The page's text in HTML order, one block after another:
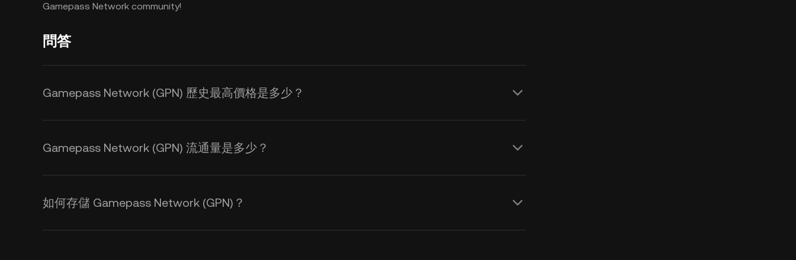
Gamepass Network community!
問答
Gamepass Network (GPN) 歷史最高價格是多少？
Gamepass Network (GPN) 流通量是多少？
如何存儲 Gamepass Network (GPN)？